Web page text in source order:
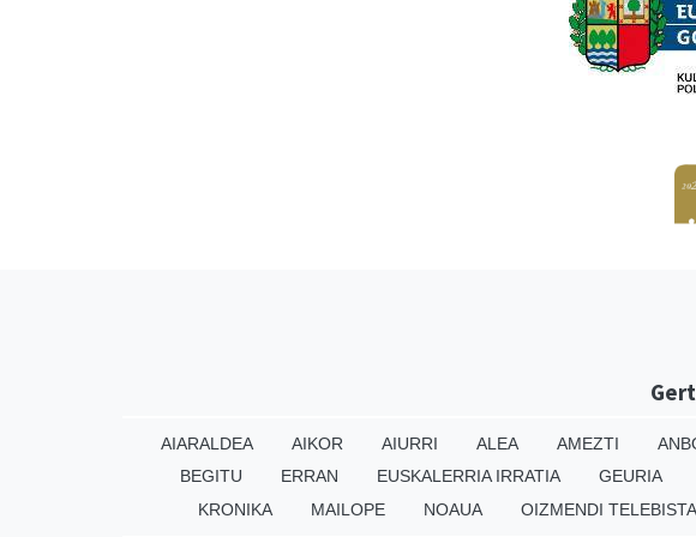
AIARALDEA AIKOR AIURRI ALEA AMEZTI
BEGITU
ERRAN EUSKALERRIA IRRATIA GEURIA
KRONIKA
MAILOPE NOAUA OIZMENDI TELEBISTA